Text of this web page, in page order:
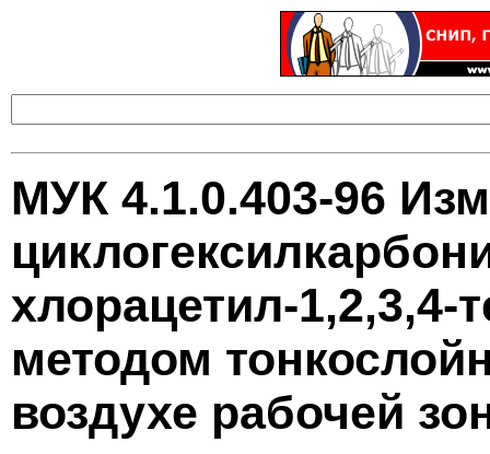
МУК 4.1.0.403-96
хлорацетил-1,2,3,4-
методом
воздухе рабочей